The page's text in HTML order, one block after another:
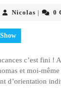
Nicolas Nicolas
0
c’est fini !
et moi-
d’orientation